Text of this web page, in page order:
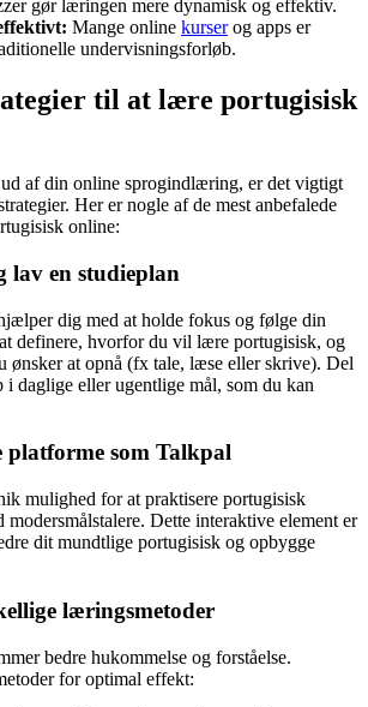
gør læringen mere dynamisk og effektiv.
Mange online kurserog apps er
undervisningsforløb.
til at lære portugisisk
af din online sprogindlæring, er det vigtigt
Her er nogle af de mest anbefalede
online:
lav en studieplan
dig med at holde fokus og følge din
definere, hvorfor du vil lære portugisisk, og
ønsker at opnå (fx tale, læse eller skrive). Del
i daglige eller ugentlige mål, som du kan
som Talkpal
mulighed for at praktisere portugisisk
modersmålstalere. Dette interaktive element er
dit mundtlige portugisisk og opbygge
læringsmetoder
bedre hukommelse og forståelse.
for optimal effekt: